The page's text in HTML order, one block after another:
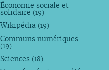
Économie sociale et
solidaire (19)
Wikipédia (19)
Communs numériques
(19)
Sciences (18)